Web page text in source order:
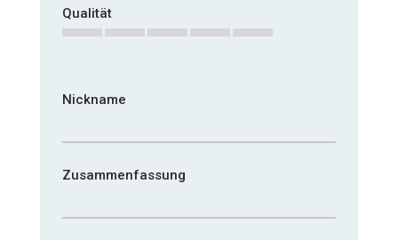
1
star
2
stars
3
stars
4
stars
5
stars
Qualität
Nickname
Zusammenfassung